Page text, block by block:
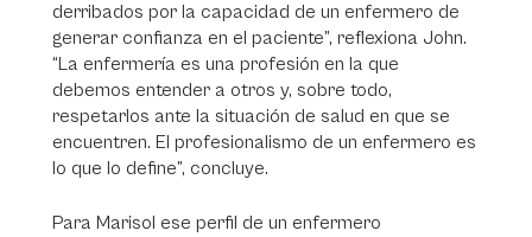
derribados por la capacidad de un enfermero de
generar confianza en el paciente”, reflexiona John.
“La enfermería es una profesión en la que
debemos entender a otros y, sobre todo,
respetarlos ante la situación de salud en que se
encuentren. El profesionalismo de un enfermero es
lo que lo define”, concluye.
Para Marisol ese perfil de un enfermero